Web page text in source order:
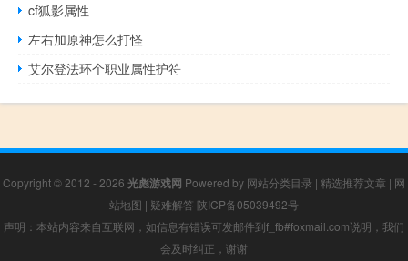
cf狐影属性
左右加原神怎么打怪
艾尔登法环个职业属性护符
Copyright © 2012 - 2026 光彪游戏网 Powered by 网站分类目录 | 精选推荐文章 | 网
站地图 | 疑难解答 陕ICP备05039492号
声明：本站内容来自互联网，如信息有错误可发邮件到f_fb#foxmail.com说明，我们
会及时纠正，谢谢